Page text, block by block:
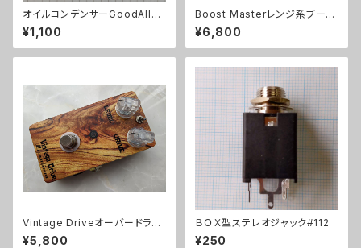
オイルコンデンサーGoodAll
0.033uF【在庫限り】
¥1,100
Boost Masterレンジ系ブース
ターキット【BASIC KIT】
¥6,800
Vintage Driveオーバードライ
ブキット【BASIC KIT】
¥5,800
ＢＯＸ型ステレオジャック#112
¥250